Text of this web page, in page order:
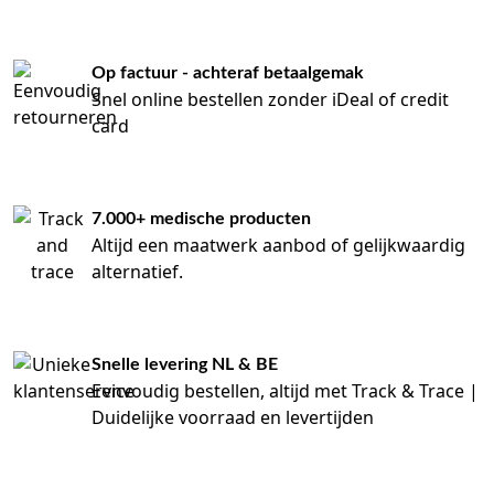
Op factuur - achteraf betaalgemak
Snel online bestellen zonder iDeal of credit
card
7.000+ medische producten
Altijd een maatwerk aanbod of gelijkwaardig
alternatief.
Snelle levering NL & BE
Eenvoudig bestellen, altijd met Track & Trace |
Duidelijke voorraad en levertijden